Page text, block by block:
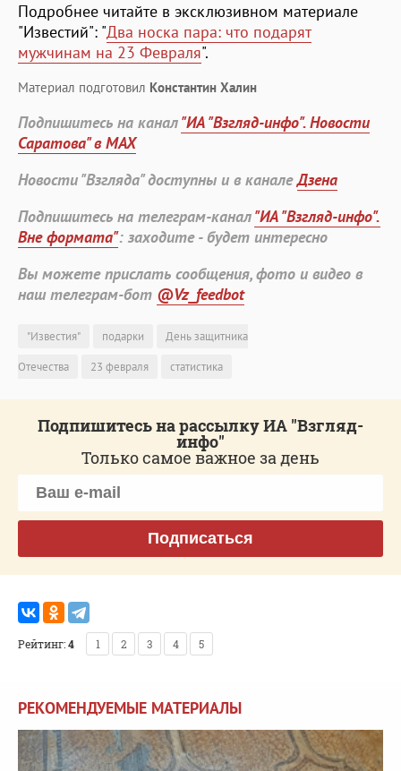
Подробнее читайте в эксклюзивном материале
"Известий": "Два носка пара: что подарят
мужчинам на 23 Февраля".
Материал подготовил Константин Халин
Подпишитесь на канал"ИА "Взгляд-инфо". Новости
Саратова" в MAX
Новости "Взгляда" доступны и в каналеДзена
Подпишитесь на телеграм-канал"ИА "Взгляд-инфо".
Вне формата": заходите - будет интересно
Вы можете прислать сообщения, фото и видео в
наш телеграм-бот @Vz_feedbot
"Известия" подарки
День защитника
Отечества
23 февраля статистика
Подпишитесь на рассылку ИА "Взгляд-
инфо"
Только самое важное за день
Подписаться
Рейтинг:4 1 2 3 4 5
РЕКОМЕНДУЕМЫЕ МАТЕРИАЛЫ